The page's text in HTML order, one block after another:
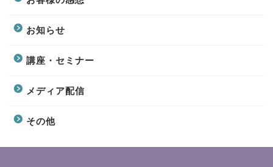
お知らせ
講座・セミナー
メディア配信
その他